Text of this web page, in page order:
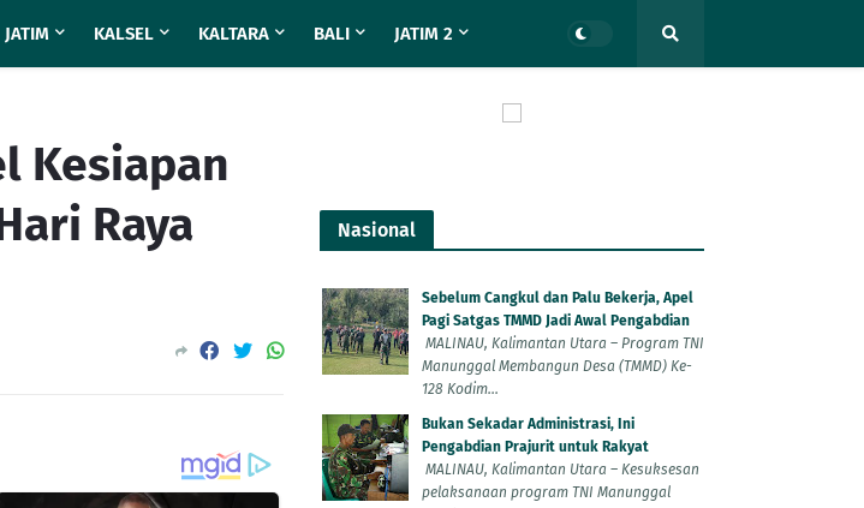
JATIM KALSEL KALTARA BALI JATIM 2
Kesiapan
Raya
Nasional
Sebelum Cangkul dan Palu Bekerja, Apel
Pagi Satgas TMMD Jadi Awal Pengabdian
MALINAU, Kalimantan Utara – Program TNI
Manunggal Membangun Desa (TMMD) Ke-
128 Kodim...
Bukan Sekadar Administrasi, Ini
Pengabdian Prajurit untuk Rakyat
MALINAU, Kalimantan Utara – Kesuksesan
pelaksanaan program TNI Manunggal